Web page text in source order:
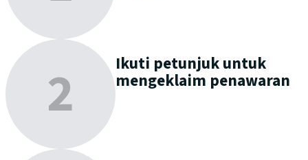
Ikuti petunjuk untuk
mengeklaim penawaran